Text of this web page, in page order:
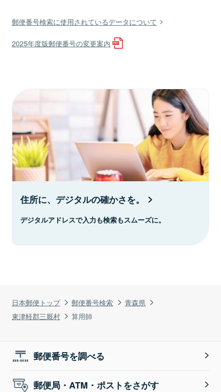
日本郵便トップ 郵便番号検索
青森県
東津軽郡三厩村
算用師
郵便番号検索に使用されているデータについて
2025年度版郵便番号の変更案内
住所に、デジタルの確かさを。
デジタルアドレスで入力も検索もスムーズに。
郵便番号を調べる
郵便局・ATM・ポストをさがす